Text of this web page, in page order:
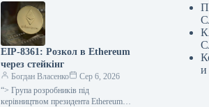
EIP-8361: Розкол в Ethereum
через стейкінг
Богдан Власенко
Сер 6, 2026
“> Група розробників під
керівництвом президента Ethereum
и